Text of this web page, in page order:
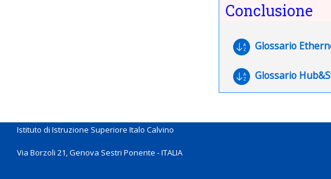
Conclusione
Glossario
Glossario
Istituto di Istruzione Superiore Italo Calvino
Via Borzoli 21, Genova Sestri Ponente - ITALIA